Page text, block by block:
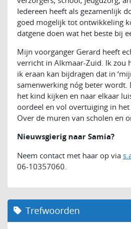
Iedereen heeft als gezamenlijk
goed mogelijk tot ontwikkeling
datgene doen wat het beste bij
Mijn voorganger Gerard heeft
verricht in Alkmaar-Zuid. Ik zou
ik eraan kan bijdragen dat in
samenwerking nóg beter wordt.
het kind kijken en naar elkaar
oordeel en vol overtuiging in het
Over de muren van scholen en
Nieuwsgierig naar Samia?
Neem contact met haar op via
06-10357060.
Trefwoorden